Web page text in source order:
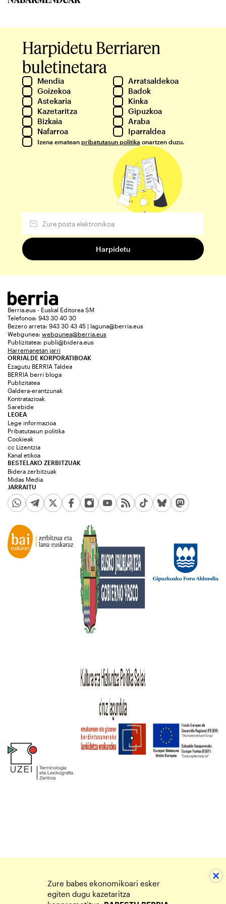
Harpidetu Berriaren
buletinetara
Mendia
Arratsaldekoa
Goizekoa
Badok
Astekaria
Kinka
Kazetaritza
Gipuzkoa
Bizkaia
Araba
Nafarroa
Iparraldea
Izena ematean pribatutasun politika onartzen duzu.
Berria.eus - Euskal Editorea SM
Telefonoa: 943 30 40 30
Bezero arreta: 943 30 43 45 | laguna@berria.eus
Webgunea: webgunea@berria.eus
Publizitatea: publi@bidera.eus
Harremanetan jarri
ORRIALDE KORPORATIBOAK
Ezagutu BERRIA Taldea
BERRIA berri bloga
Publizitatea
Galdera-erantzunak
Kontratazioak
Sarebide
JARRAITU
LEGEA
Lege informazioa
Pribatutasun politika
Cookieak
cc Lizentzia
Kanal etikoa
BESTELAKO ZERBITZUAK
Bidera zerbitzuak
Midas Media
Zure babes ekonomikoari esker
egiten dugu kazetaritza